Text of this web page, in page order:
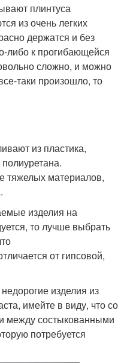
плинтуса
из очень легких
держатся и без
либо к прогибающейся
сложно, и можно
таки произошло, то
из пластика,
тяжелых материалов,
изделия на
то лучше выбрать
от гипсовой,
изделия из
имейте в виду, что со
между состыкованными
потребуется